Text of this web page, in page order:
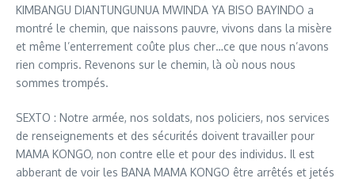
KIMBANGU DIANTUNGUNUA MWINDA YA BISO BAYINDO a
montré le chemin, que naissons pauvre, vivons dans la misère
et même l’enterrement coûte plus cher…ce que nous n’avons
rien compris. Revenons sur le chemin, là où nous nous
sommes trompés.
SEXTO : Notre armée, nos soldats, nos policiers, nos services
de renseignements et des sécurités doivent travailler pour
MAMA KONGO, non contre elle et pour des individus. Il est
abberant de voir les BANA MAMA KONGO être arrêtés et jetés